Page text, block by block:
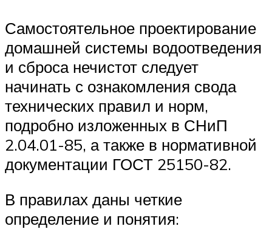
Самостоятельное проектирование
домашней системы водоотведения
и сброса нечистот следует
начинать с ознакомления свода
технических правил и норм,
подробно изложенных в СНиП
2.04.01-85, а также в нормативной
документации ГОСТ 25150-82.
В правилах даны четкие
определение и понятия: